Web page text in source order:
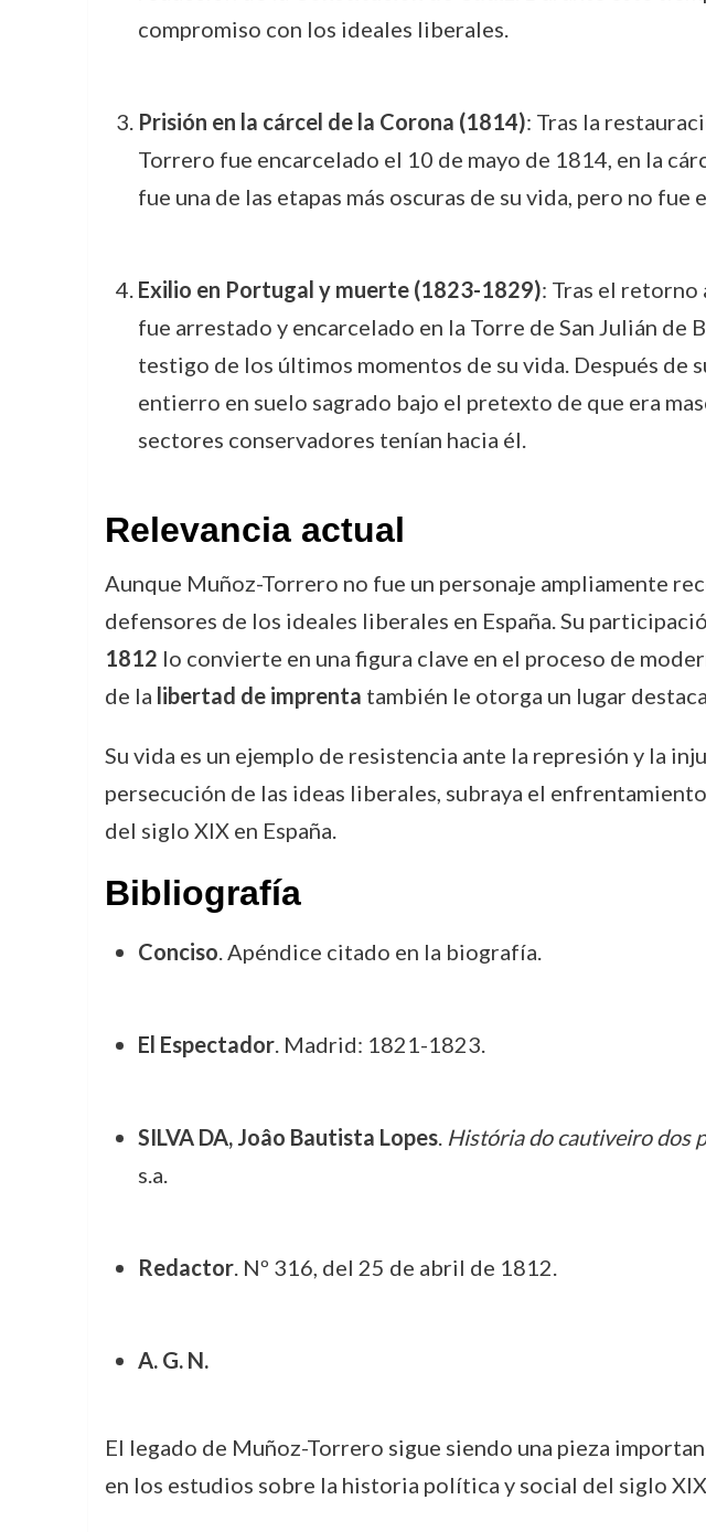
compromiso con los ideales liberales.
Prisión en la cárcel de la Corona (1814): Tras la
Torrero fue encarcelado el 10 de mayo de 1814, en la
fue una de las etapas más oscuras de su vida, pero no
Exilio en Portugal y muerte (1823-1829): Tras el
fue arrestado y encarcelado en la Torre de San Julián
testigo de los últimos momentos de su vida. Después
entierro en suelo sagrado bajo el pretexto de que era
sectores conservadores tenían hacia él.
Relevancia actual
Aunque Muñoz-Torrero no fue un personaje ampliamente
defensores de los ideales liberales en España. Su
1812 lo convierte en una figura clave en el proceso de
de la libertad de imprenta también le otorga un lugar
Su vida es un ejemplo de resistencia ante la represión y la
persecución de las ideas liberales, subraya el
del siglo XIX en España.
Bibliografía
Conciso. Apéndice citado en la biografía.
El Espectador. Madrid: 1821-1823.
SILVA DA, Joâo Bautista Lopes. História do cautiveiro dos
s.a.
Redactor. Nº 316, del 25 de abril de 1812.
A. G. N.
El legado de Muñoz-Torrero sigue siendo una pieza
en los estudios sobre la historia política y social del siglo